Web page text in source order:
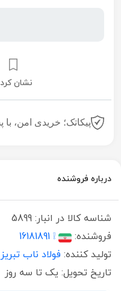
نشان
پیکاتک؛ خریدی امن،
درباره فروشنده
شناسه کالا در انبار: 5899
فروشنده:
❕ 16181891
تولید کننده: فولاد ناب تبریز
تاریخ تحویل: یک تا سه روز